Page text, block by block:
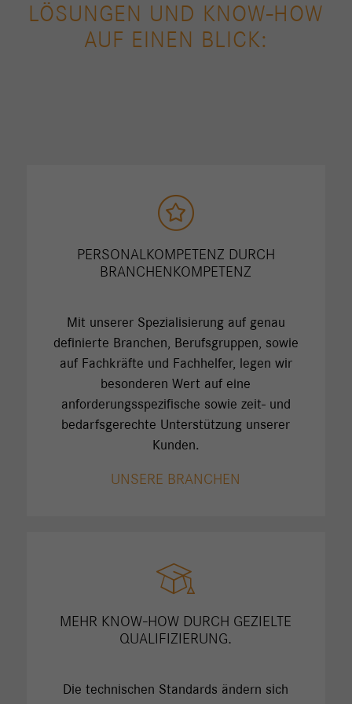
LÖSUNGEN UND KNOW-HOW
AUF EINEN BLICK:
PERSONALKOMPETENZ DURCH
BRANCHENKOMPETENZ
Mit unserer Spezialisierung auf genau
definierte Branchen, Berufsgruppen, sowie
auf Fachkräfte und Fachhelfer, legen wir
besonderen Wert auf eine
anforderungsspezifische sowie zeit- und
bedarfsgerechte Unterstützung unserer
Kunden.
UNSERE BRANCHEN
MEHR KNOW-HOW DURCH GEZIELTE
QUALIFIZIERUNG.
Die technischen Standards ändern sich